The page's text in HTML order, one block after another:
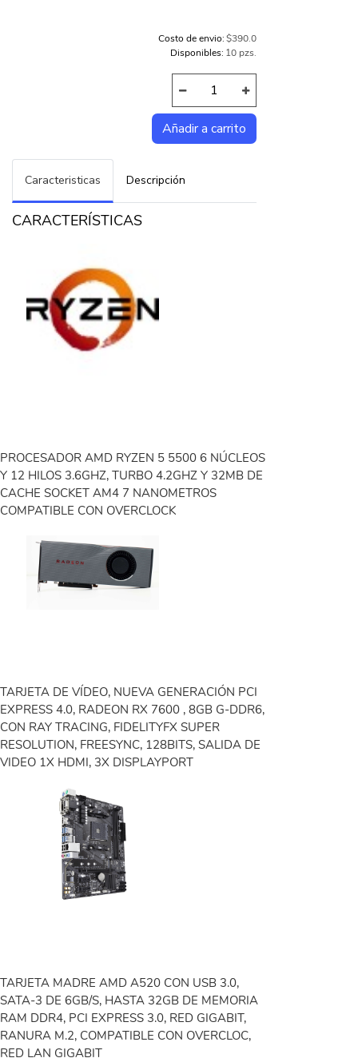
Costo de envio:$390.0
Disponibles: 10 pzs.
Caracteristicas Descripción
CARACTERÍSTICAS
PROCESADOR AMD RYZEN 5 5500 6 NÚCLEOS
Y 12 HILOS 3.6GHZ, TURBO 4.2GHZ Y 32MB DE
CACHE SOCKET AM4 7 NANOMETROS
COMPATIBLE CON OVERCLOCK
TARJETA DE VÍDEO, NUEVA GENERACIÓN PCI
EXPRESS 4.0, RADEON RX 7600 , 8GB G-DDR6,
CON RAY TRACING, FIDELITYFX SUPER
RESOLUTION, FREESYNC, 128BITS, SALIDA DE
VIDEO 1X HDMI, 3X DISPLAYPORT
TARJETA MADRE AMD A520 CON USB 3.0,
SATA-3 DE 6GB/S, HASTA 32GB DE MEMORIA
RAM DDR4, PCI EXPRESS 3.0, RED GIGABIT,
RANURA M.2, COMPATIBLE CON OVERCLOC,
RED LAN GIGABIT